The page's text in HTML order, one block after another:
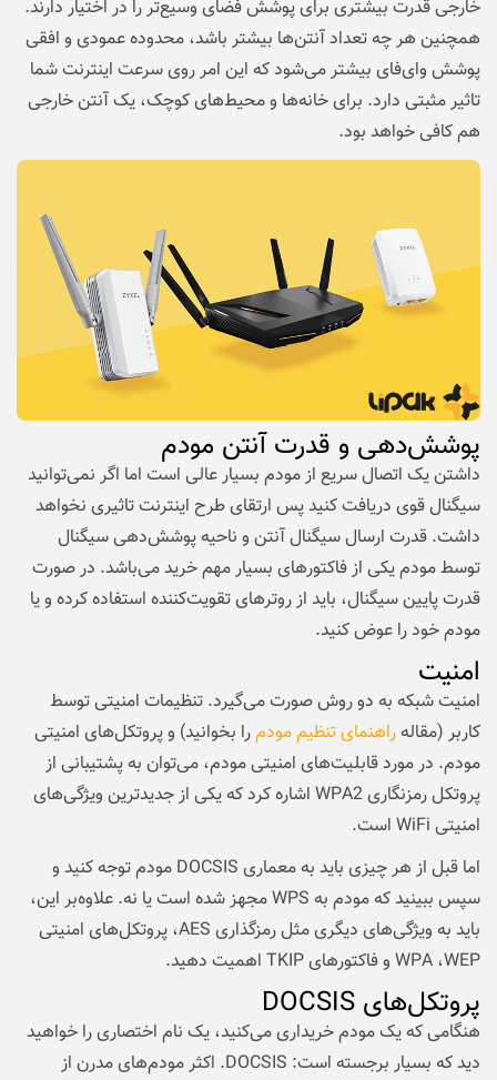
خارجی قدرت بیشتری برای پوشش فضای وسیع‌تر را در اختیار دارند.
همچنین هر چه تعداد آنتن‌ها بیشتر باشد، محدوده عمودی و افقی
پوشش وای‌فای بیشتر می‌شود که این امر روی سرعت اینترنت شما
تاثیر مثبتی دارد. برای خانه‌ها و محیط‌های کوچک، یک آنتن خارجی
هم کافی خواهد بود.
پوشش‌دهی و قدرت آنتن مودم
داشتن یک اتصال سریع از مودم بسیار عالی است اما اگر نمی‌توانید
سیگنال قوی دریافت کنید پس ارتقای طرح اینترنت تاثیری نخواهد
داشت. قدرت ارسال سیگنال آنتن و ناحیه پوشش‌دهی سیگنال
توسط مودم یکی از فاکتورهای بسیار مهم خرید می‌باشد. در صورت
قدرت پایین سیگنال، باید از روترهای تقویت‌کننده استفاده کرده و یا
مودم خود را عوض کنید.
امنیت
امنیت شبکه به دو روش صورت می‌گیرد. تنظیمات امنیتی توسط
کاربر (مقاله راهنمای تنظیم مودمرا بخوانید) و پروتکل‌های امنیتی
مودم. در مورد قابلیت‌های امنیتی مودم، می‌توان به پشتیبانی از
پروتکل رمزنگاری WPA2 اشاره کرد که یکی از جدیدترین ویژگی‌های
امنیتی WiFi است.
اما قبل از هر چیزی باید به معماری DOCSIS مودم توجه کنید و
سپس ببینید که مودم به WPS مجهز شده است یا نه. علاوه‌بر این،
باید به ویژگی‌های دیگری مثل رمزگذاری AES، پروتکل‌های امنیتی
WPA ،WEP و فاکتورهای TKIP اهمیت دهید.
پروتکل‌های DOCSIS
هنگامی که یک مودم خریداری می‌کنید، یک نام اختصاری را خواهید
دید که بسیار برجسته است: DOCSIS. اکثر مودم‌های مدرن از